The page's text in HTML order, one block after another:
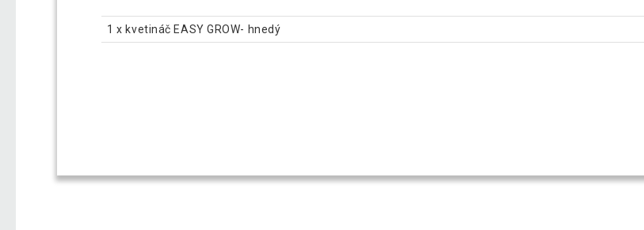
1 x kvetináč EASY GROW- hnedý